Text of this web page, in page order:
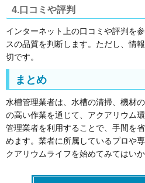
4.口コミや評判
インターネット上の口コミや評判を
スの品質を判断します。ただし、情
切です。
まとめ
水槽管理業者は、水槽の清掃、機材
の高い作業を通じて、アクアリウム
管理業者を利用することで、手間を
めます。業者に所属しているプロや
クアリウムライフを始めてみてはいか